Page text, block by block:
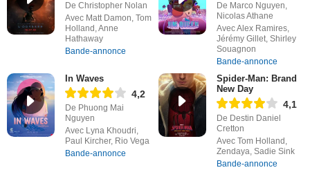
De Christopher Nolan
Avec Matt Damon, Tom
Holland, Anne
Hathaway
Bande-annonce
De Marco Nguyen,
Nicolas Athane
Avec Alex Ramires,
Jérémy Gillet, Shirley
Souagnon
Bande-annonce
In Waves
4,2
De Phuong Mai
Nguyen
Avec Lyna Khoudri,
Paul Kircher, Rio Vega
Bande-annonce
Spider-Man: Brand
New Day
4,1
De Destin Daniel
Cretton
Avec Tom Holland,
Zendaya, Sadie Sink
Bande-annonce